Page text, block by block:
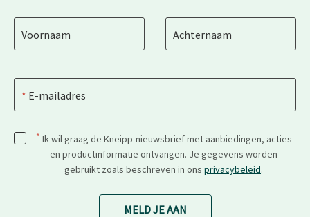
Voornaam Achternaam
E-mailadres
* Ik wil graag de Kneipp-nieuwsbrief met aanbiedingen, acties
en productinformatie ontvangen. Je gegevens worden
gebruikt zoals beschreven in ons privacybeleid.
MELD JE AAN